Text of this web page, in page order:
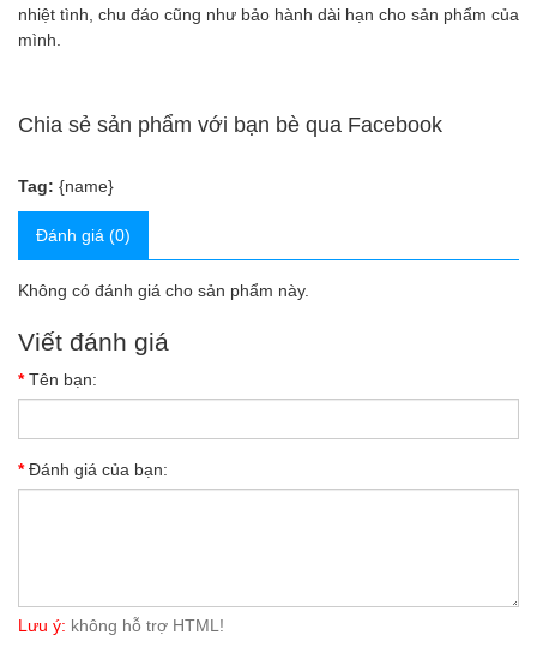
nhiệt tình, chu đáo cũng như bảo hành dài hạn cho sản phẩm của
mình.
Chia sẻ sản phẩm với bạn bè qua Facebook
Tag: {name}
Đánh giá (0)
Không có đánh giá cho sản phẩm này.
Viết đánh giá
Tên bạn:
Đánh giá của bạn:
Lưu ý: không hỗ trợ HTML!